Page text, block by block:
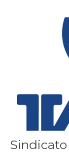
Sindicato leva